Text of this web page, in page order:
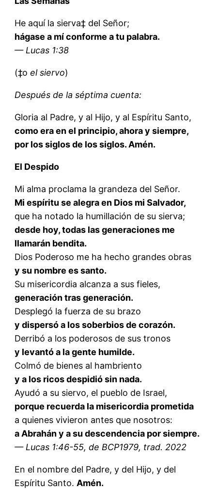
He aquí la sierva‡ del Señor;
hágase a mí conforme a tu palabra.
— Lucas 1:38
(‡oel siervo)
Después de la séptima cuenta:
Gloria al Padre, y al Hijo, y al Espíritu Santo,
como era en el principio, ahora y siempre,
por los siglos de los siglos. Amén.
El Despido
Mi alma proclama la grandeza del Señor.
Mi espíritu se alegra en Dios mi Salvador,
que ha notado la humillación de su sierva;
desde hoy, todas las generaciones me
llamarán bendita.
Dios Poderoso me ha hecho grandes obras
y su nombre es santo.
Su misericordia alcanza a sus fieles,
generación tras generación.
Desplegó la fuerza de su brazo
y dispersó a los soberbios de corazón.
Derribó a los poderosos de sus tronos
y levantó a la gente humilde.
Colmó de bienes al hambriento
y a los ricos despidió sin nada.
Ayudó a su siervo, el pueblo de Israel,
porque recuerda la misericordia prometida
a quienes vivieron antes que nosotros:
a Abrahán y a su descendencia por siempre.
— Lucas 1:46-55, de BCP1979, trad. 2022
En el nombre del Padre, y del Hijo, y del
Espíritu Santo.Amén.